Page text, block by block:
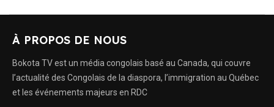
À PROPOS DE NOUS
Bokota TV est un média congolais basé au Canada, qui couvre
l’actualité des Congolais de la diaspora, l’immigration au Québec
et les événements majeurs en RDC